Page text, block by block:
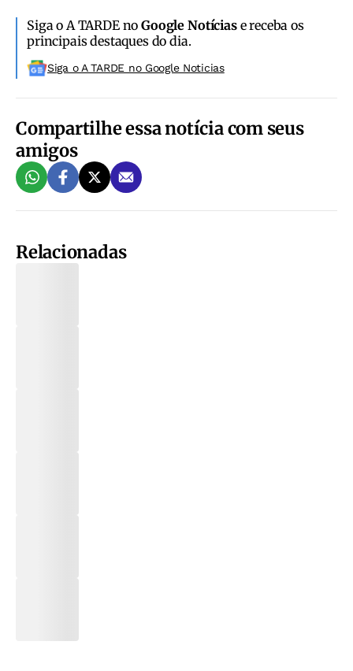
Siga o A TARDE noGoogle Notíciase receba os
principais destaques do dia.
Siga o A TARDE no Google Noticias
Compartilhe essa notícia com seus
amigos
Relacionadas